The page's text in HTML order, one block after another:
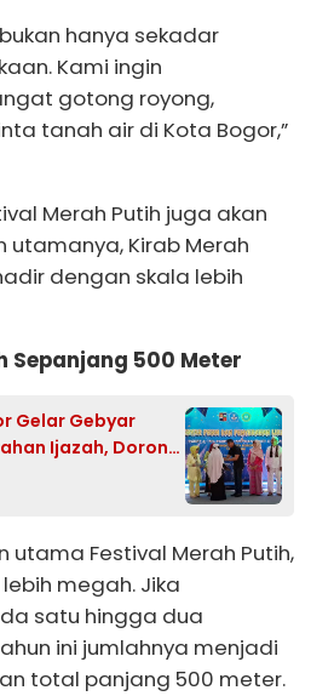
hanya sekadar
Kami ingin
gotong royong,
tanah air di Kota Bogor,”
Merah Putih juga akan
utamanya, Kirab Merah
dengan skala lebih
Sepanjang 500 Meter
Gelar Gebyar
Ijazah, Dorong
utama Festival Merah Putih,
megah. Jika
satu hingga dua
ini jumlahnya menjadi
total panjang 500 meter.